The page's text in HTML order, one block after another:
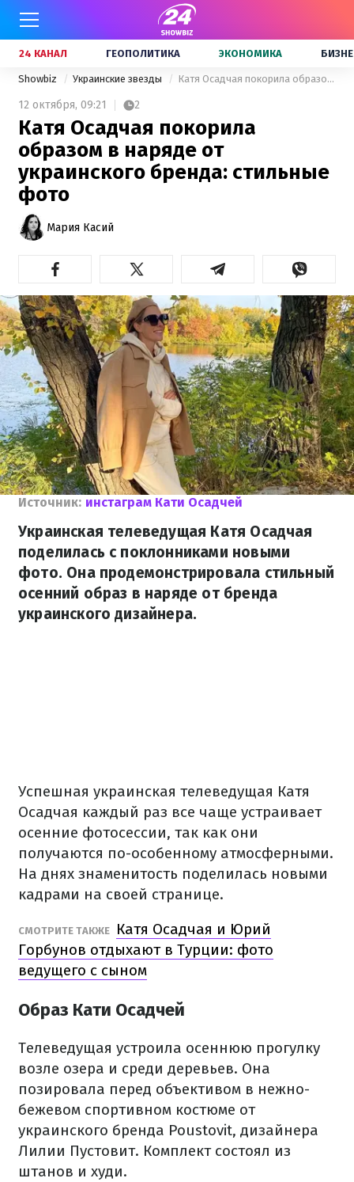
24 КАНАЛ ГЕОПОЛИТИКА ЭКОНОМИКА
Showbiz Украинские звезды Катя Осадчая покорила образом в наряде от украинского бренда: стильные фото
12 октября, 09:21 2
Катя Осадчая покорила
образом в наряде от
украинского бренда: стильные
фото
Мария Касий
Источник: инстаграм Кати Осадчей
Украинская телеведущая Катя Осадчая
поделилась с поклонниками новыми
фото. Она продемонстрировала стильный
осенний образ в наряде от бренда
украинского дизайнера.
Успешная украинская телеведущая Катя
Осадчая каждый раз все чаще устраивает
осенние фотосессии, так как они
получаются по-особенному атмосферными.
На днях знаменитость поделилась новыми
кадрами на своей странице.
СМОТРИТЕ ТАКЖЕ
Катя Осадчая и Юрий
Горбунов отдыхают в Турции: фото
ведущего с сыном
Образ Кати Осадчей
Телеведущая устроила осеннюю прогулку
возле озера и среди деревьев. Она
позировала перед объективом в нежно-
бежевом спортивном костюме от
украинского бренда Poustovit, дизайнера
Лилии Пустовит. Комплект состоял из
штанов и худи.